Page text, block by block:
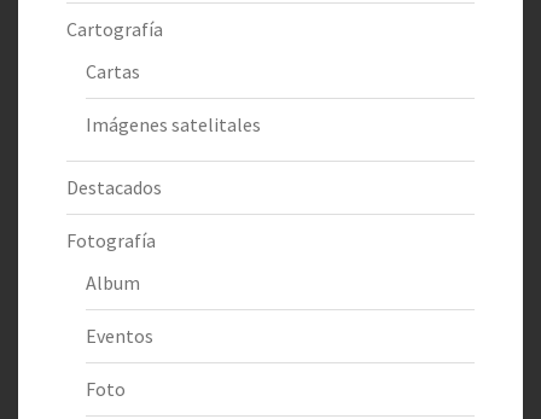
Cartografía
Cartas
Imágenes satelitales
Destacados
Fotografía
Album
Eventos
Foto